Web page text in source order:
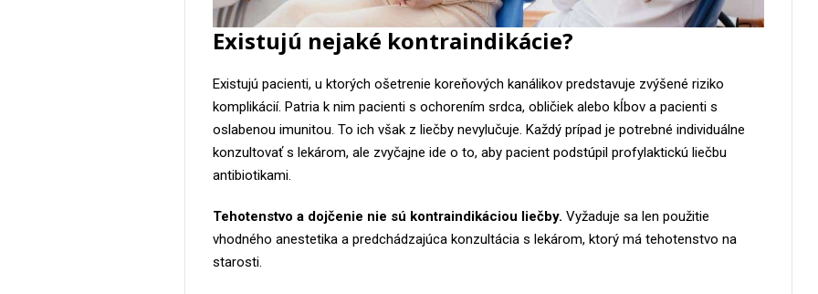
Existujú nejaké kontraindikácie?
Existujú pacienti, u ktorých ošetrenie koreňových kanálikov predstavuje zvýšené riziko
komplikácií. Patria k nim pacienti s ochorením srdca, obličiek alebo kĺbov a pacienti s
oslabenou imunitou. To ich však z liečby nevylučuje. Každý prípad je potrebné individuálne
konzultovať s lekárom, ale zvyčajne ide o to, aby pacient podstúpil profylaktickú liečbu
antibiotikami.
Tehotenstvo a dojčenie nie sú kontraindikáciou liečby. Vyžaduje sa len použitie
vhodného anestetika a predchádzajúca konzultácia s lekárom, ktorý má tehotenstvo na
starosti.